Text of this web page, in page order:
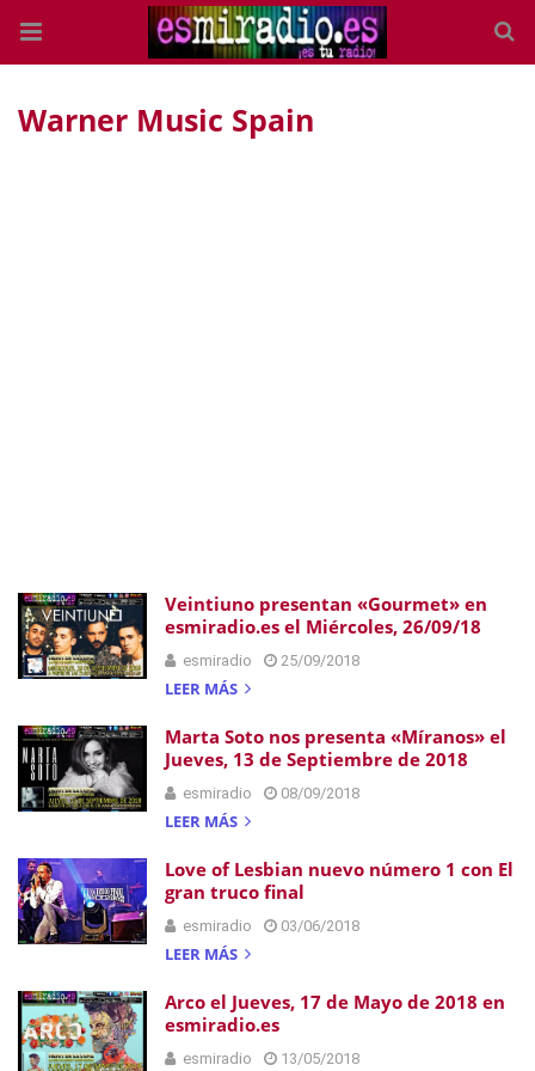
Warner Music Spain
Veintiuno presentan «Gourmet» en
esmiradio.es el Miércoles, 26/09/18
esmiradio 25/09/2018
LEER MÁS
Marta Soto nos presenta «Míranos» el
Jueves, 13 de Septiembre de 2018
esmiradio 08/09/2018
LEER MÁS
Love of Lesbian nuevo número 1 con El
gran truco final
esmiradio 03/06/2018
LEER MÁS
Arco el Jueves, 17 de Mayo de 2018 en
esmiradio.es
esmiradio 13/05/2018